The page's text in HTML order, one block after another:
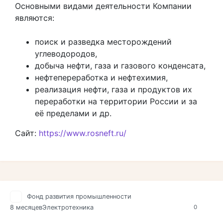
Основными видами деятельности Компании
являются:
поиск и разведка месторождений
углеводородов,
добыча нефти, газа и газового конденсата,
нефтепереработка и нефтехимия,
реализация нефти, газа и продуктов их
переработки на территории России и за
её пределами и др.
Сайт: https://www.rosneft.ru/
0
Фонд развития промышленности
8 месяцевЭлектротехника